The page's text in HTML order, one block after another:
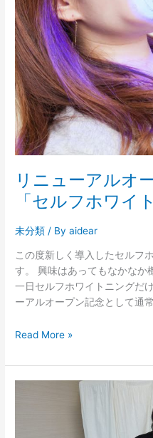
リニューアルオ
「セルフホワイ
未分類 / Byaidear
この度新しく導入したセルフ
す。 興味はあってもなかなか
一日セルフホワイトニングだ
ーアルオープン記念として通
ン
記
念
第
二
弾‼
「セ
ル
フ
ホ
ワ
イ
ン
体
会」
Read More »